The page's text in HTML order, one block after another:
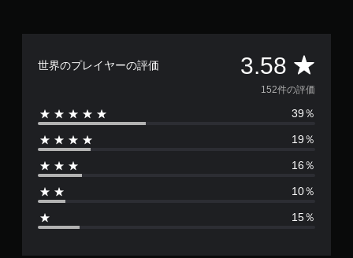
世界のプレイヤーの評価 3.58 評
価
数
は
5
152件の評価
39％
19％
16％
10％
15％